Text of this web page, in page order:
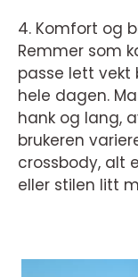
4. Komfort og
Remmer som
passe lett vekt
hele dagen.
hank og lang,
brukeren
crossbody, alt
eller stilen litt